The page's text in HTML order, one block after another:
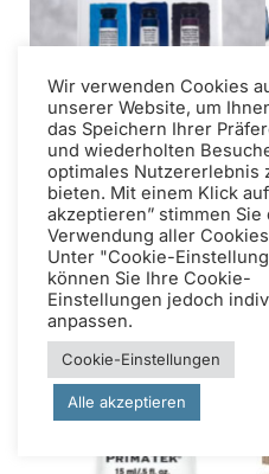
Wir verwenden Cookies
unserer Website, um
das Speichern Ihrer
und wiederholten
optimales Nutzererlebnis
bieten. Mit einem Klick auf
akzeptieren” stimmen Sie
Verwendung aller
Unter "Cookie-
können Sie Ihre Cookie-
Einstellungen jedoch
anpassen.
Cookie-Einstellungen
Alle akzeptieren